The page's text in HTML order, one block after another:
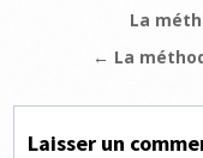
Navigation
La
← La
Laisser un